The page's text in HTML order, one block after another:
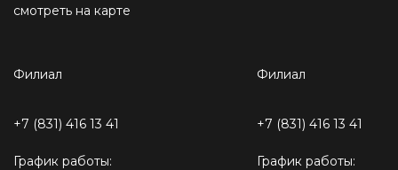
смотреть на карте
Филиал
+7 (831) 416 13 41
График работы:
Филиал
+7 (831) 416 13 41
График работы: